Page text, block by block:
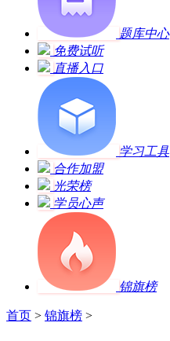
题库中心
免费试听
直播入口
学习工具
合作加盟
光荣榜
学员心声
锦旗榜
首页 > 锦旗榜 >